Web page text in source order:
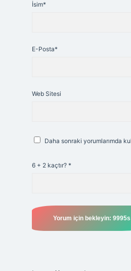
İsim*
E-Posta*
Web Sitesi
Daha sonraki yorumlarımda
6 + 2 kaçtır? *